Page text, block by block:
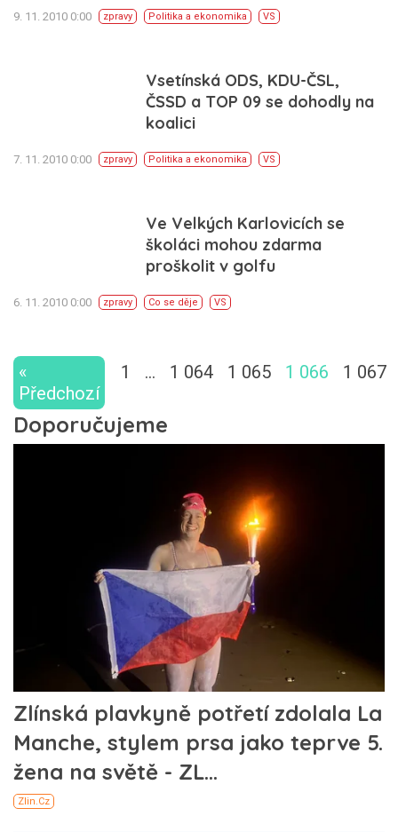
9. 11. 2010 0:00 zpravy Politika a ekonomika VS
Vsetínská ODS, KDU-ČSL,
ČSSD a TOP 09 se dohodly na
koalici
7. 11. 2010 0:00 zpravy Politika a ekonomika VS
Ve Velkých Karlovicích se
školáci mohou zdarma
proškolit v golfu
6. 11. 2010 0:00 zpravy Co se děje VS
«
Předchozí
1 … 1 064 1 065 1 066 1 067